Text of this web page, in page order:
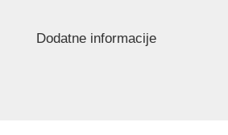
Dodatne informacije